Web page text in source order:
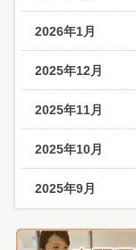
2026年1月
2025年12月
2025年11月
2025年10月
2025年9月